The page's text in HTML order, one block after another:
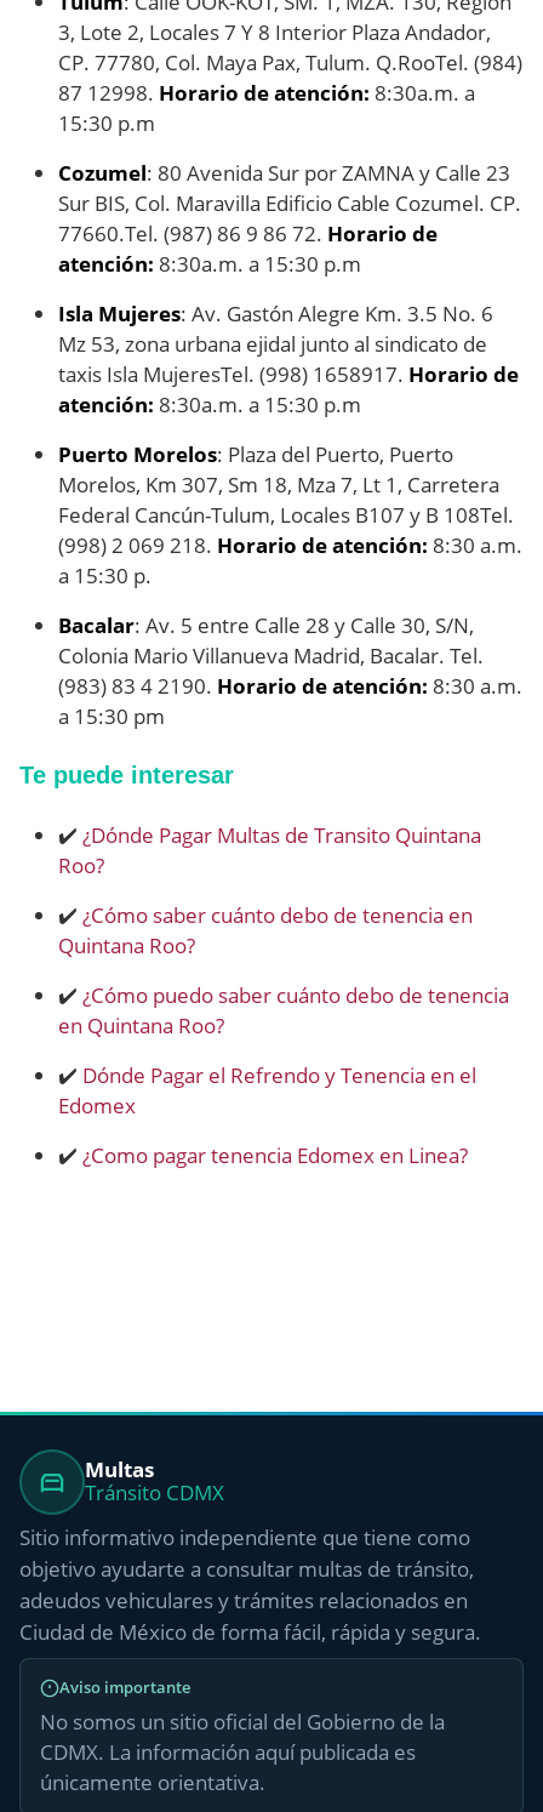
3, Lote 2, Locales 7 Y 8 Interior Plaza Andador,
CP. 77780, Col. Maya Pax, Tulum. Q.RooTel. (984)
87 12998. Horario de atención: 8:30a.m. a
15:30 p.m
Cozumel: 80 Avenida Sur por ZAMNA y Calle 23
Sur BIS, Col. Maravilla Edificio Cable Cozumel. CP.
77660.Tel. (987) 86 9 86 72. Horario de
atención: 8:30a.m. a 15:30 p.m
Isla Mujeres: Av. Gastón Alegre Km. 3.5 No. 6
Mz 53, zona urbana ejidal junto al sindicato de
taxis Isla MujeresTel. (998) 1658917. Horario de
atención: 8:30a.m. a 15:30 p.m
Puerto Morelos: Plaza del Puerto, Puerto
Morelos, Km 307, Sm 18, Mza 7, Lt 1, Carretera
Federal Cancún-Tulum, Locales B107 y B 108Tel.
(998) 2 069 218. Horario de atención: 8:30 a.m.
a 15:30 p.
Bacalar: Av. 5 entre Calle 28 y Calle 30, S/N,
Colonia Mario Villanueva Madrid, Bacalar. Tel.
(983) 83 4 2190. Horario de atención: 8:30 a.m.
a 15:30 pm
Te puede interesar
✔️ ¿Dónde Pagar Multas de Transito Quintana
Roo?
✔️ ¿Cómo saber cuánto debo de tenencia en
Quintana Roo?
✔️ ¿Cómo puedo saber cuánto debo de tenencia
en Quintana Roo?
✔️ Dónde Pagar el Refrendo y Tenencia en el
Edomex
✔️ ¿Como pagar tenencia Edomex en Linea?
Multas
Tránsito CDMX
Sitio informativo independiente que tiene como
objetivo ayudarte a consultar multas de tránsito,
adeudos vehiculares y trámites relacionados en
Ciudad de México de forma fácil, rápida y segura.
Aviso importante
No somos un sitio oficial del Gobierno de la
CDMX. La información aquí publicada es
únicamente orientativa.